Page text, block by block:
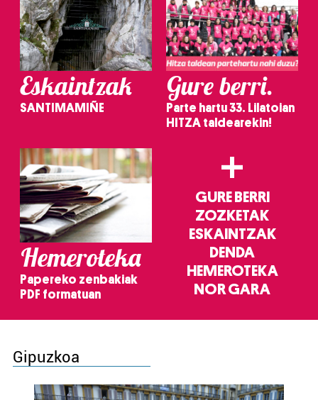
Eskaintzak
SANTIMAMIÑE
Gure berri.
Parte hartu 33. Lilatoian
HITZA taldearekin!
Hemeroteka
Papereko zenbakiak
PDF formatuan
+
GURE BERRI
ZOZKETAK
ESKAINTZAK
DENDA
HEMEROTEKA
NOR GARA
Gipuzkoa